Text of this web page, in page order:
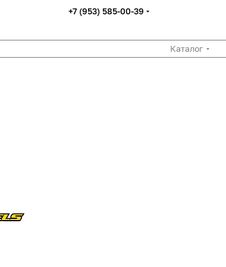
+7 (953) 585-00-39
Каталог